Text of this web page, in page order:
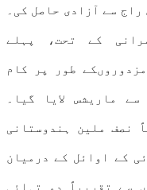
میں برطانوی راج سے آزادی حاصل کی۔
کے تحت، پہلے
طور پر کام
ماریشس لایا گیا۔
نصف ملین ہندوستانی
اور 1900 کی دہائی کے اوائل کے درمیان
سے تقریباً دو تہائی